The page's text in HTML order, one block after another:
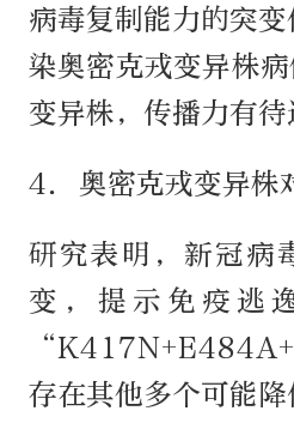
病毒复制能力的突
染奥密克戎变异株
变异株，传播力有待
4. 奥密克戎变异株
研究表明，新冠
变，提示免疫逃
存在其他多个可能